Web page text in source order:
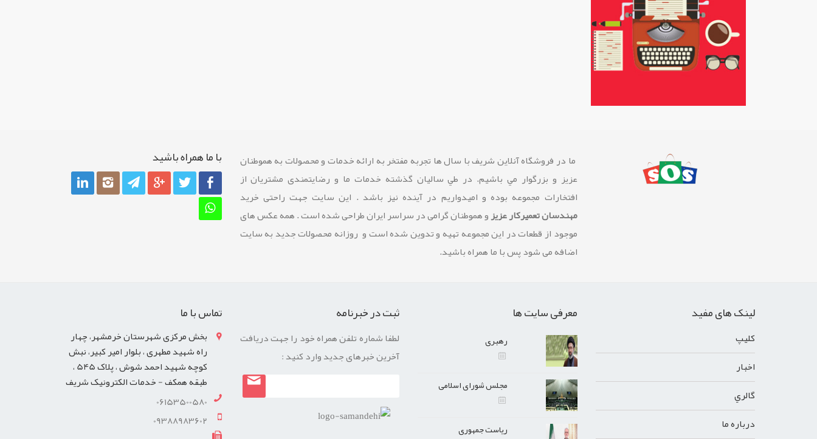
ما در فروشگاه آنلاین شريف با سال ها تجربه مفتخر به ارائه خدمات و محصولات به هموطنان
عزیز و بزرگوار مي باشيم. در طي ساليان گذشته خدمات ما و رضايتمندی مشتريان از
افتخارات مجموعه بوده و امیدواریم در آینده نیز باشد . این سایت جهت راحتی خرید
مهندسان تعمیرکار عزیزو هموطنان گرامی در سراسر ایران طراحی شده است . همه عکس های
موجود از قطعات در این مجموعه تهیه و تدوین شده است و روزانه محصولات جدید به سایت
اضافه می شود پس با ما همراه باشید.
با ما همراه باشيد
لینک های مفید
کليپ
اخبار
گالري
درباره ما
معرفی سایت ها
رهبری
مجلس شورای اسلامی
ریاست جمهوری
ثبت در خبرنامه
لطفا شماره تلفن همراه خود را جهت دریافت
آخرین خبرهای جدید وارد کنید :
تماس با ما
بخش مرکزی شهرستان خرمشهر، چهار
راه شهید مطهری ، بلوار امیر کبیر، نبش
کوچه شهید احمد شوش ، پلاک 545 ،
طبقه همکف - خدمات الکترونیک شریف
06153500580
09388983602